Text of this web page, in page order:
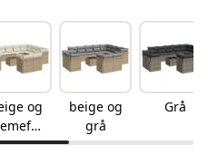
og
vet
beige og
grå
Grå